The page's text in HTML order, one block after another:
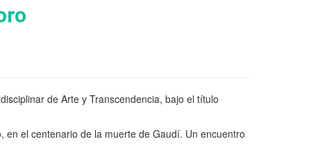
de Arte y Transcendencia, bajo el título
el centenario de la muerte de Gaudí. Un encuentro